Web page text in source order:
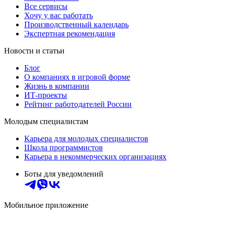
Все сервисы
Хочу у вас работать
Производственный календарь
Экспертная рекомендация
Новости и статьи
Блог
О компаниях в игровой форме
Жизнь в компании
ИТ-проекты
Рейтинг работодателей России
Молодым специалистам
Карьера для молодых специалистов
Школа программистов
Карьера в некоммерческих организациях
Боты для уведомлений
Мобильное приложение